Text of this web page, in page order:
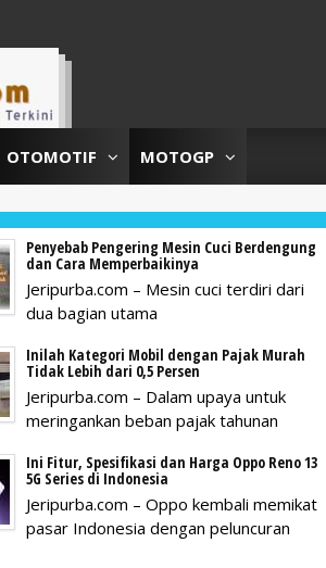
OTOMOTIF MOTOGP
Penyebab Pengering Mesin Cuci Berdengung
dan Cara Memperbaikinya
Jeripurba.com – Mesin cuci terdiri dari
dua bagian utama
Inilah Kategori Mobil dengan Pajak Murah
Tidak Lebih dari 0,5 Persen
Jeripurba.com – Dalam upaya untuk
meringankan beban pajak tahunan
Ini Fitur, Spesifikasi dan Harga Oppo Reno 13
5G Series di Indonesia
Jeripurba.com – Oppo kembali memikat
pasar Indonesia dengan peluncuran